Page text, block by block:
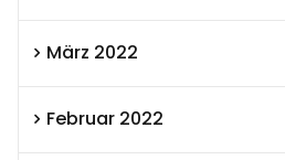
März 2022
Februar 2022